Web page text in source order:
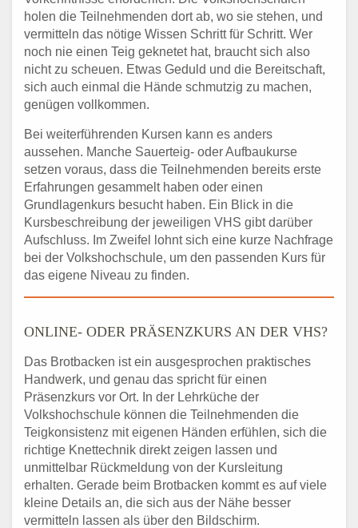
holen die Teilnehmenden dort ab, wo sie stehen, und
vermitteln das nötige Wissen Schritt für Schritt. Wer
noch nie einen Teig geknetet hat, braucht sich also
nicht zu scheuen. Etwas Geduld und die Bereitschaft,
sich auch einmal die Hände schmutzig zu machen,
genügen vollkommen.
Bei weiterführenden Kursen kann es anders
aussehen. Manche Sauerteig- oder Aufbaukurse
setzen voraus, dass die Teilnehmenden bereits erste
Erfahrungen gesammelt haben oder einen
Grundlagenkurs besucht haben. Ein Blick in die
Kursbeschreibung der jeweiligen VHS gibt darüber
Aufschluss. Im Zweifel lohnt sich eine kurze Nachfrage
bei der Volkshochschule, um den passenden Kurs für
das eigene Niveau zu finden.
ONLINE- ODER PRÄSENZKURS AN DER VHS?
Das Brotbacken ist ein ausgesprochen praktisches
Handwerk, und genau das spricht für einen
Präsenzkurs vor Ort. In der Lehrküche der
Volkshochschule können die Teilnehmenden die
Teigkonsistenz mit eigenen Händen erfühlen, sich die
richtige Knettechnik direkt zeigen lassen und
unmittelbar Rückmeldung von der Kursleitung
erhalten. Gerade beim Brotbacken kommt es auf viele
kleine Details an, die sich aus der Nähe besser
vermitteln lassen als über den Bildschirm.